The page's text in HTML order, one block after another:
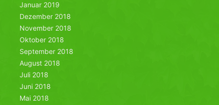
Januar 2019
Dezember 2018
November 2018
Oktober 2018
September 2018
August 2018
Juli 2018
Juni 2018
Mai 2018